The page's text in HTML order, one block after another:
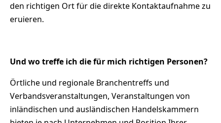
den richtigen Ort für die direkte Kontaktaufnahme zu
eruieren.
Und wo treffe ich die für mich richtigen Personen?
Örtliche und regionale Branchentreffs und
Verbandsveranstaltungen, Veranstaltungen von
inländischen und ausländischen Handelskammern